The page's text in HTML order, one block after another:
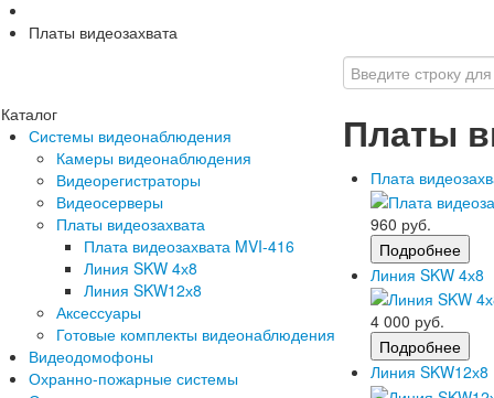
Платы видеозахвата
Каталог
Системы видеонаблюдения
Камеры видеонаблюдения
Видеорегистраторы
Видеосерверы
Платы видеозахвата
Плата видеозахвата MVI-416
Линия SKW 4х8
Линия SKW12х8
Аксессуары
Готовые комплекты видеонаблюдения
Видеодомофоны
Охранно-пожарные системы
Платы
Плата
960 руб.
Подробнее
Линия SKW 4х8
4 000 руб.
Подробнее
Линия SKW12х8